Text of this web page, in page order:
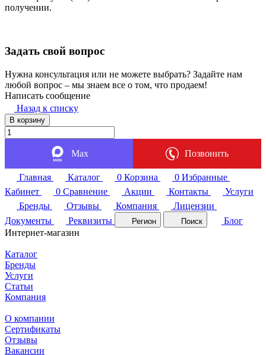
получении.
Задать свой вопрос
Нужна консультация или не можете выбрать? Задайте нам
любой вопрос – мы знаем все о том, что продаем!
Написать сообщение
Назад к списку
В корзину
Max Позвонить
Главная Каталог 0 Корзина 0 Избранные
Кабинет
0 Сравнение Акции Контакты
Услуги
Бренды
Отзывы Компания
Лицензии
Документы
Реквизиты Регион Поиск
Блог
Интернет-магазин
Каталог
Бренды
Услуги
Статьи
Компания
О компании
Сертификаты
Отзывы
Вакансии